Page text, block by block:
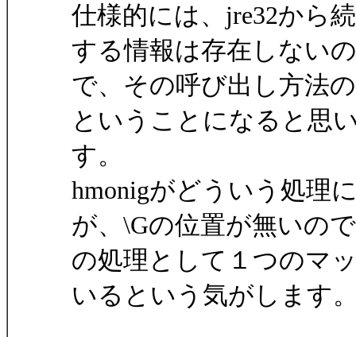
仕様的には、jre32から
する情報は存在しないの
で、その呼び出し方法
ということになると思
す。
hmonigがどういう処理
が、\Gの位置が無いの
の処理として１つのマ
いるという気がします